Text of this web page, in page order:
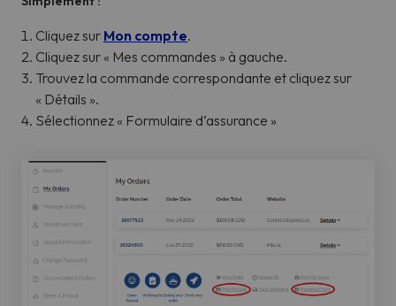
Cliquez sur Mon compte.
Cliquez sur « Mes commandes » à gauche.
Trouvez la commande correspondante et cliquez sur
« Détails ».
Sélectionnez « Formulaire d’assurance »